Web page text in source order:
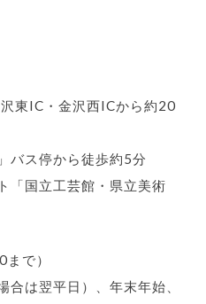
東IC・金沢西ICから約20
バス停から徒歩約5分
「国立工芸館・県立美術
で）
合は翌平日）、年末年始、